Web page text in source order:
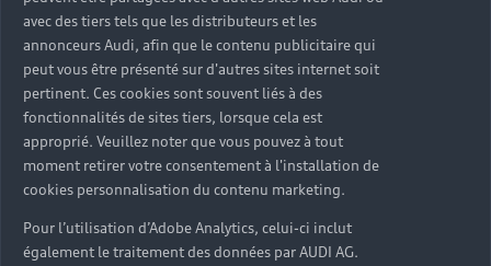
Allez toujours plus loin
Grâce à une autonomie allant jusqu'à 80 km, utilisez
recharger. Et lorsque la batterie est vide, une simple
avec des tiers tels que les distributeurs et les
annonceurs Audi, afin que le contenu publicitaire qui
peut vous être présenté sur d'autres sites internet soit
pertinent. Ces cookies sont souvent liés à des
fonctionnalités de sites tiers, lorsque cela est
approprié. Veuillez noter que vous pouvez à tout
moment retirer votre consentement à l'installation de
cookies personnalisation du contenu marketing.
Pour l’utilisation d’Adobe Analytics, celui-ci inclut
également le traitement des données par AUDI AG.